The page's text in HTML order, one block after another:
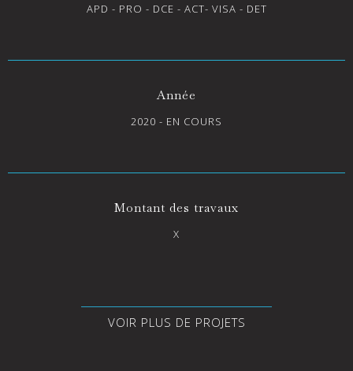
APD - PRO - DCE - ACT- VISA - DET
Année
2020 - EN COURS
Montant des travaux
X
VOIR PLUS DE PROJETS